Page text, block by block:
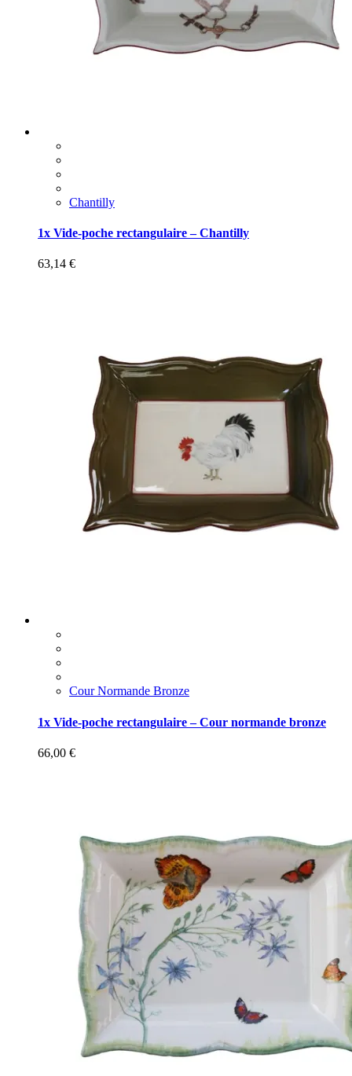
Chantilly
1x Vide-poche rectangulaire – Chantilly
63,14 €
Cour Normande Bronze
1x Vide-poche rectangulaire – Cour normande bronze
66,00 €